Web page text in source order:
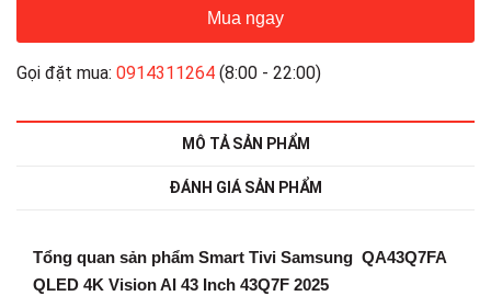
Mua ngay
Gọi đặt mua: 0914311264 (8:00 - 22:00)
MÔ TẢ SẢN PHẨM
ĐÁNH GIÁ SẢN PHẨM
Tổng quan sản phẩm Smart Tivi Samsung QA43Q7FA
QLED 4K Vision AI 43 Inch 43Q7F 2025